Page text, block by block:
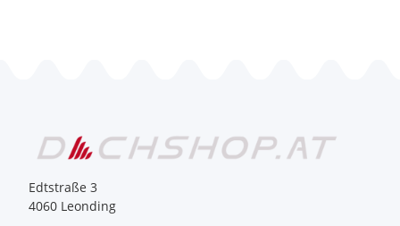
Edtstraße 3
4060 Leonding